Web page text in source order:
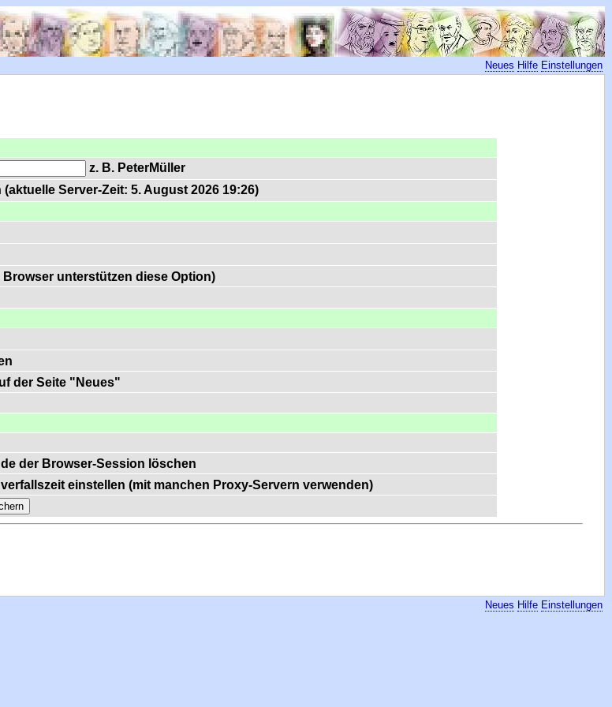
Neues Hilfe Einstellungen
z. B. PeterMüller
Server-Zeit: 5. August 2026 19:26)
Browser unterstützen diese Option)
der Seite "Neues"
der Browser-Session löschen
einstellen (mit manchen Proxy-Servern verwenden)
Neues Hilfe Einstellungen